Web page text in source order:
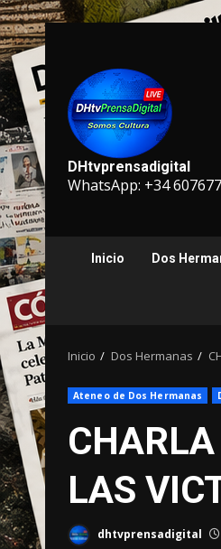
Saltar
contenido
DHtvprensadigital
WhatsApp: +34
Inicio Dos
Inicio Dos Hermanas
Ateneo de Dos Hermanas
LAS
dhtvprensadigital